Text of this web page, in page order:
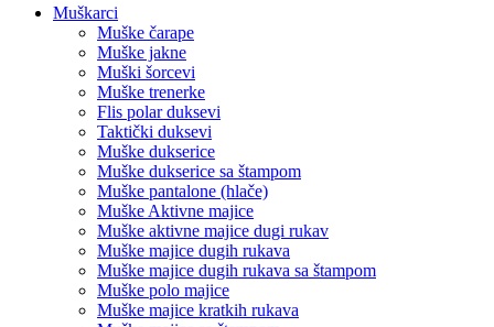
Muškarci
Muške čarape
Muške jakne
Muški šorcevi
Muške trenerke
Flis polar duksevi
Taktički duksevi
Muške dukserice
Muške dukserice sa štampom
Muške pantalone (hlače)
Muške Aktivne majice
Muške aktivne majice dugi rukav
Muške majice dugih rukava
Muške majice dugih rukava sa štampom
Muške polo majice
Muške majice kratkih rukava